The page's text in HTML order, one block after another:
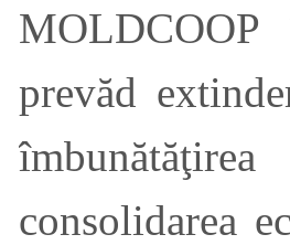
prevăd
consolidarea